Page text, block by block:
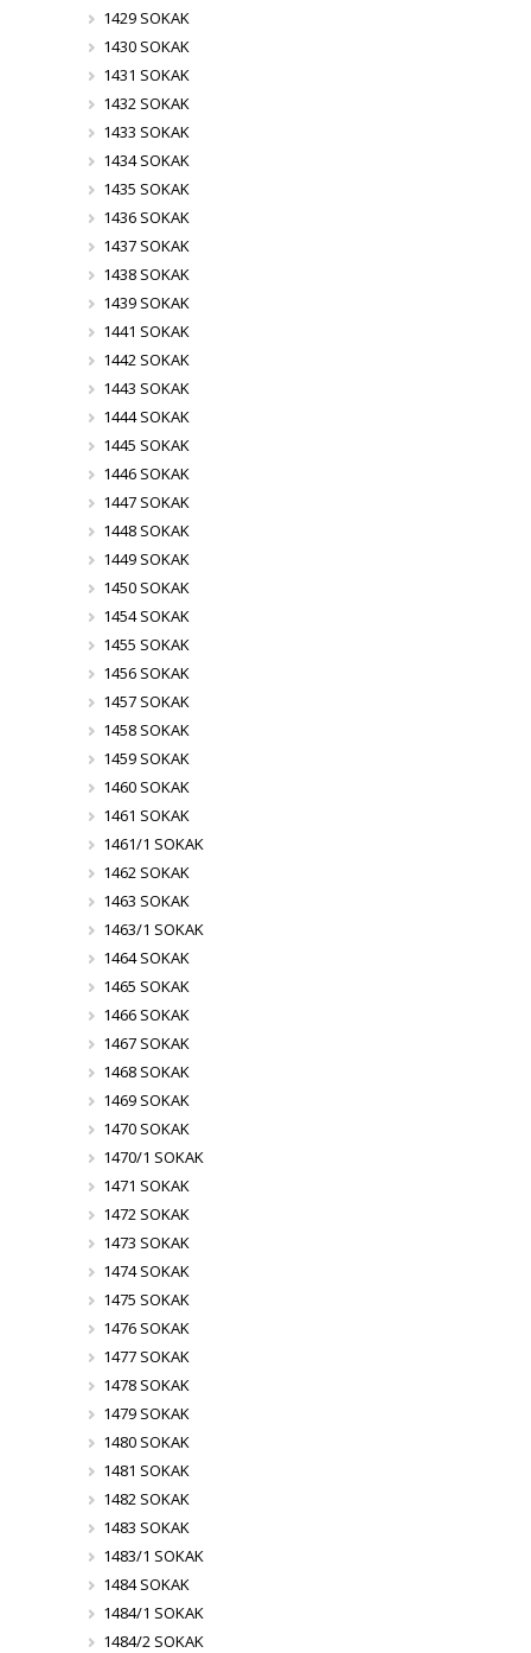
1429 SOKAK
1430 SOKAK
1431 SOKAK
1432 SOKAK
1433 SOKAK
1434 SOKAK
1435 SOKAK
1436 SOKAK
1437 SOKAK
1438 SOKAK
1439 SOKAK
1441 SOKAK
1442 SOKAK
1443 SOKAK
1444 SOKAK
1445 SOKAK
1446 SOKAK
1447 SOKAK
1448 SOKAK
1449 SOKAK
1450 SOKAK
1454 SOKAK
1455 SOKAK
1456 SOKAK
1457 SOKAK
1458 SOKAK
1459 SOKAK
1460 SOKAK
1461 SOKAK
1461/1 SOKAK
1462 SOKAK
1463 SOKAK
1463/1 SOKAK
1464 SOKAK
1465 SOKAK
1466 SOKAK
1467 SOKAK
1468 SOKAK
1469 SOKAK
1470 SOKAK
1470/1 SOKAK
1471 SOKAK
1472 SOKAK
1473 SOKAK
1474 SOKAK
1475 SOKAK
1476 SOKAK
1477 SOKAK
1478 SOKAK
1479 SOKAK
1480 SOKAK
1481 SOKAK
1482 SOKAK
1483 SOKAK
1483/1 SOKAK
1484 SOKAK
1484/1 SOKAK
1484/2 SOKAK